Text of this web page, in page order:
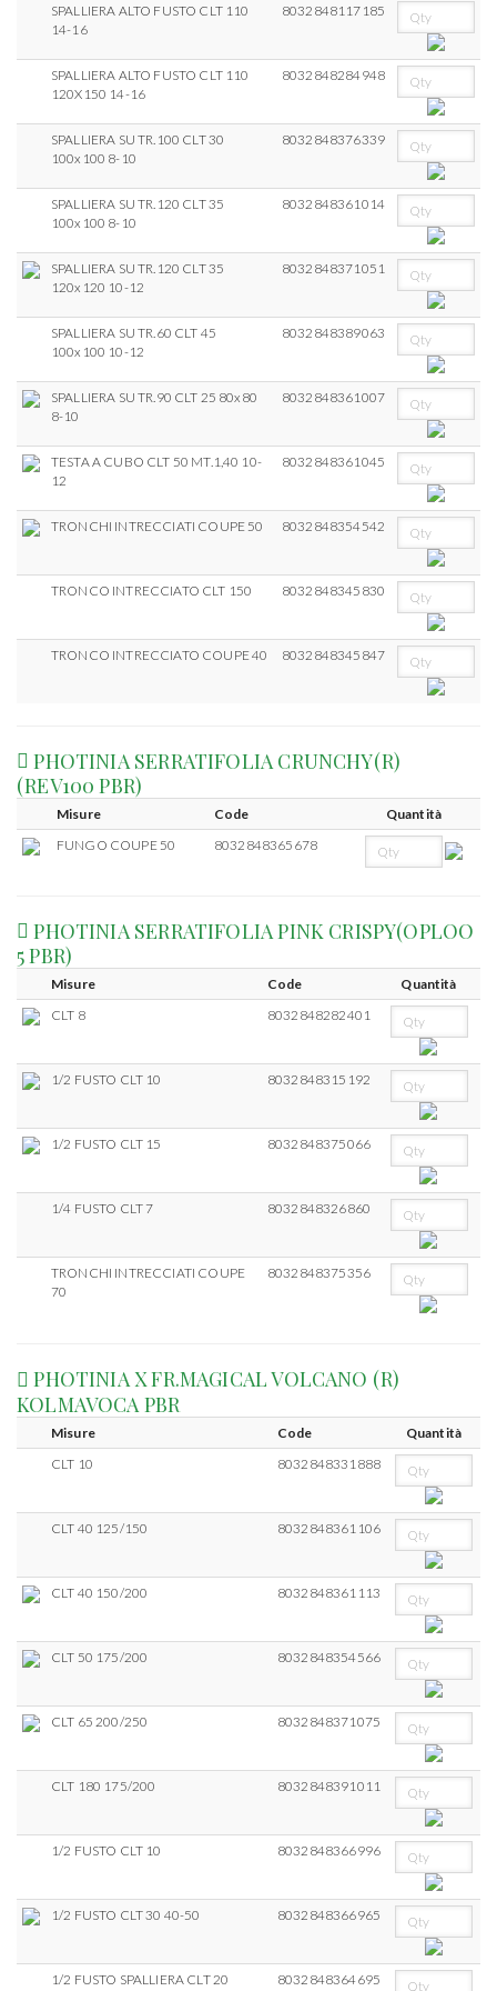
SPALLIERA ALTO FUSTO CLT 110
14-16
8032848117185
SPALLIERA ALTO FUSTO CLT 110
120X150 14-16
8032848284948
SPALLIERA SU TR.100 CLT 30
100x100 8-10
8032848376339
SPALLIERA SU TR.120 CLT 35
100x100 8-10
8032848361014
SPALLIERA SU TR.120 CLT 35
120x120 10-12
8032848371051
SPALLIERA SU TR.60 CLT 45
100x100 10-12
8032848389063
SPALLIERA SU TR.90 CLT 25 80x80
8-10
8032848361007
TESTA A CUBO CLT 50 MT.1,40 10-
12
8032848361045
TRONCHI INTRECCIATI COUPE 50 8032848354542
TRONCO INTRECCIATO CLT 150 8032848345830
TRONCO INTRECCIATO COUPE 40 8032848345847
PHOTINIA SERRATIFOLIA CRUNCHY(R)
(REV100 PBR)
Misure Code
Quantità
FUNGO COUPE 50
8032848365678
PHOTINIA SERRATIFOLIA PINK CRISPY(OPLOO
5 PBR)
Misure Code
Quantità
CLT 8
8032848282401
1/2 FUSTO CLT 10 8032848315192
1/2 FUSTO CLT 15 8032848375066
1/4 FUSTO CLT 7 8032848326860
TRONCHI INTRECCIATI COUPE
70
8032848375356
PHOTINIA X FR.MAGICAL VOLCANO (R)
KOLMAVOCA PBR
Misure Code
Quantità
CLT 10
8032848331888
CLT 40 125/150 8032848361106
CLT 40 150/200 8032848361113
CLT 50 175/200 8032848354566
CLT 65 200/250 8032848371075
CLT 180 175/200 8032848391011
1/2 FUSTO CLT 10 8032848366996
1/2 FUSTO CLT 30 40-50 8032848366965
1/2 FUSTO SPALLIERA CLT 20
8032848364695